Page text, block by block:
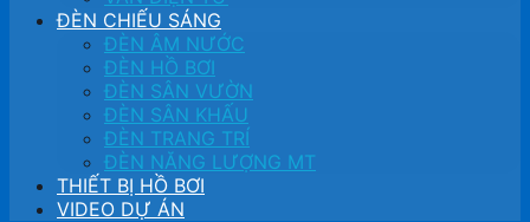
ĐÈN CHIẾU SÁNG
ĐÈN ÂM NƯỚC
ĐÈN HỒ BƠI
ĐÈN SÂN VƯỜN
ĐÈN SÂN KHẤU
ĐÈN TRANG TRÍ
ĐÈN NĂNG LƯỢNG MT
THIẾT BỊ HỒ BƠI
VIDEO DỰ ÁN